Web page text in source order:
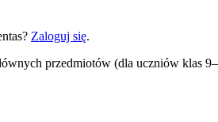
Zaloguj się.
przedmiotów (dla uczniów klas